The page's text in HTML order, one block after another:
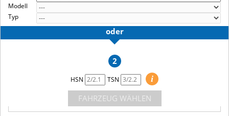
Modell
Typ
oder
2
HSN TSN
i
FAHRZEUG WÄHLEN